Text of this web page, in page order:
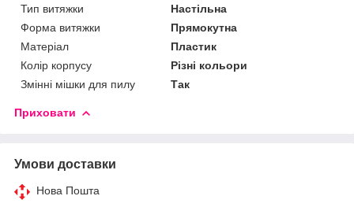
Тип витяжки
Настільна
Форма витяжки
Прямокутна
Матеріал
Пластик
Колір корпусу
Різні кольори
Змінні мішки для пилу
Так
Приховати
Умови доставки
Нова Пошта